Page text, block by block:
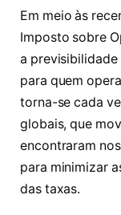
Em meio às
Imposto sobre
a
para quem
torna-se cada
globais, que
encontraram nos
para minimizar
das taxas.